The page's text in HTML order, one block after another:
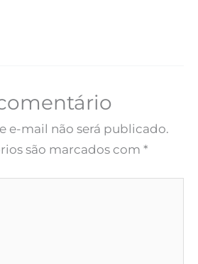
e-mail não será publicado.
são marcados com *